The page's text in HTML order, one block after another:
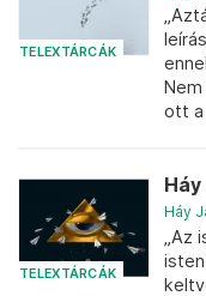
TELEXTÁRCÁK
ott a
TELEXTÁRCÁK
Háy